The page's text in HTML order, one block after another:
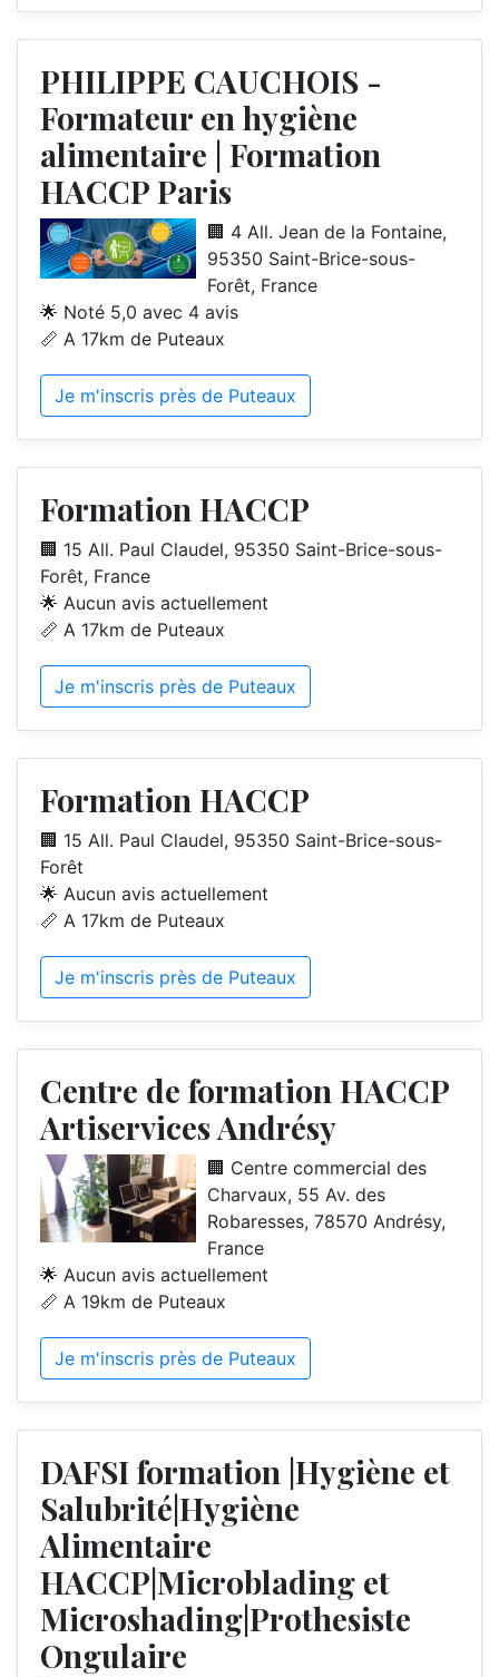
PHILIPPE CAUCHOIS -
Formateur en hygiène
alimentaire | Formation
HACCP Paris
🏢 4 All. Jean de la Fontaine,
95350 Saint-Brice-sous-
Forêt, France
🌟 Noté 5,0 avec 4 avis
📏 A 17km de Puteaux
Je m'inscris près de Puteaux
Formation HACCP
🏢 15 All. Paul Claudel, 95350 Saint-Brice-sous-
Forêt, France
🌟 Aucun avis actuellement
📏 A 17km de Puteaux
Je m'inscris près de Puteaux
Formation HACCP
🏢 15 All. Paul Claudel, 95350 Saint-Brice-sous-
Forêt
🌟 Aucun avis actuellement
📏 A 17km de Puteaux
Je m'inscris près de Puteaux
Centre de formation HACCP
Artiservices Andrésy
🏢 Centre commercial des
Charvaux, 55 Av. des
Robaresses, 78570 Andrésy,
France
🌟 Aucun avis actuellement
📏 A 19km de Puteaux
Je m'inscris près de Puteaux
DAFSI formation |Hygiène et
Salubrité|Hygiène
Alimentaire
HACCP|Microblading et
Microshading|Prothesiste
Ongulaire